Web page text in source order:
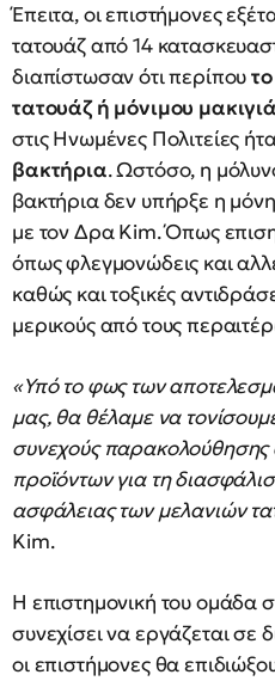
Έπειτα, οι επιστήμονες
τατουάζ από 14
διαπίστωσαν ότι περίπου
τατουάζ ή μόνιμου
στις Ηνωμένες Πολιτείες
βακτήρια. Ωστόσο, η
βακτήρια δεν υπήρξε η
με τον Δρα Kim. Όπως
όπως φλεγμονώδεις και
καθώς και τοξικές
μερικούς από τους
«Υπό το φως των
μας, θα θέλαμε να
συνεχούς παρακολούθησης
προϊόντων για τη
ασφάλειας των μελανιών
Kim.
Η επιστημονική του ομάδα
συνεχίσει να εργάζεται σε
οι επιστήμονες θα